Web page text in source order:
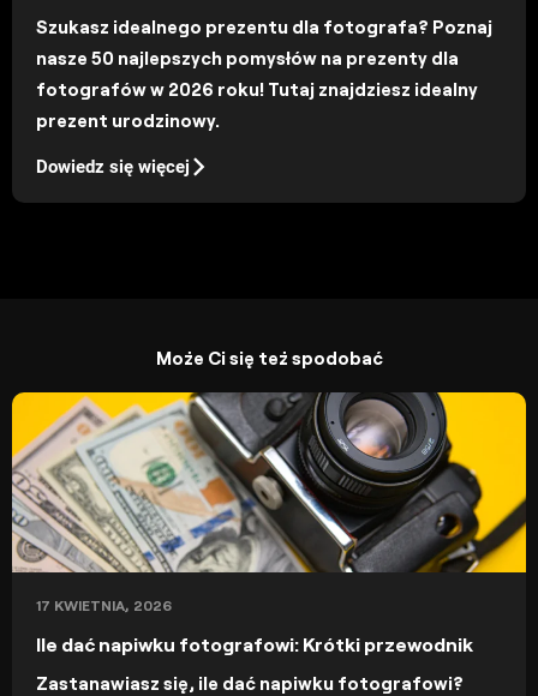
Szukasz idealnego prezentu dla fotografa? Poznaj
nasze 50 najlepszych pomysłów na prezenty dla
fotografów w 2026 roku! Tutaj znajdziesz idealny
prezent urodzinowy.
Dowiedz się więcej
Może Ci się też spodobać
17 KWIETNIA, 2026
Ile dać napiwku fotografowi: Krótki przewodnik
Zastanawiasz się, ile dać napiwku fotografowi?